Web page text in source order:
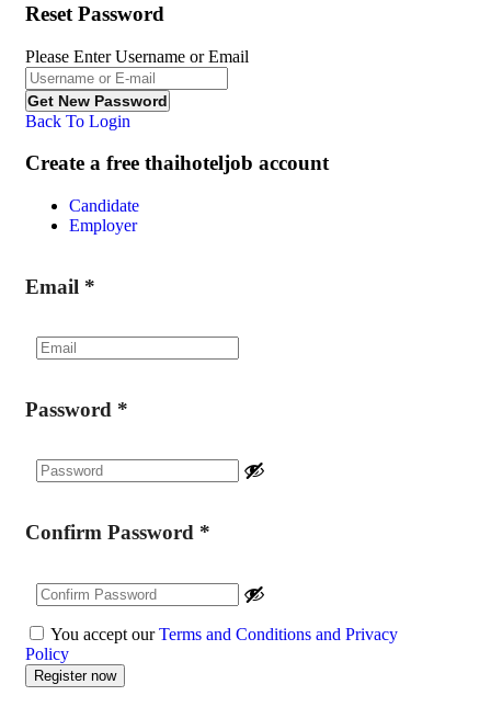
Reset Password
Please Enter Username or Email
Back To Login
Create a free thaihoteljob account
Candidate
Employer
Email *
Password *
Confirm Password *
You accept ourTerms and Conditions and Privacy
Policy